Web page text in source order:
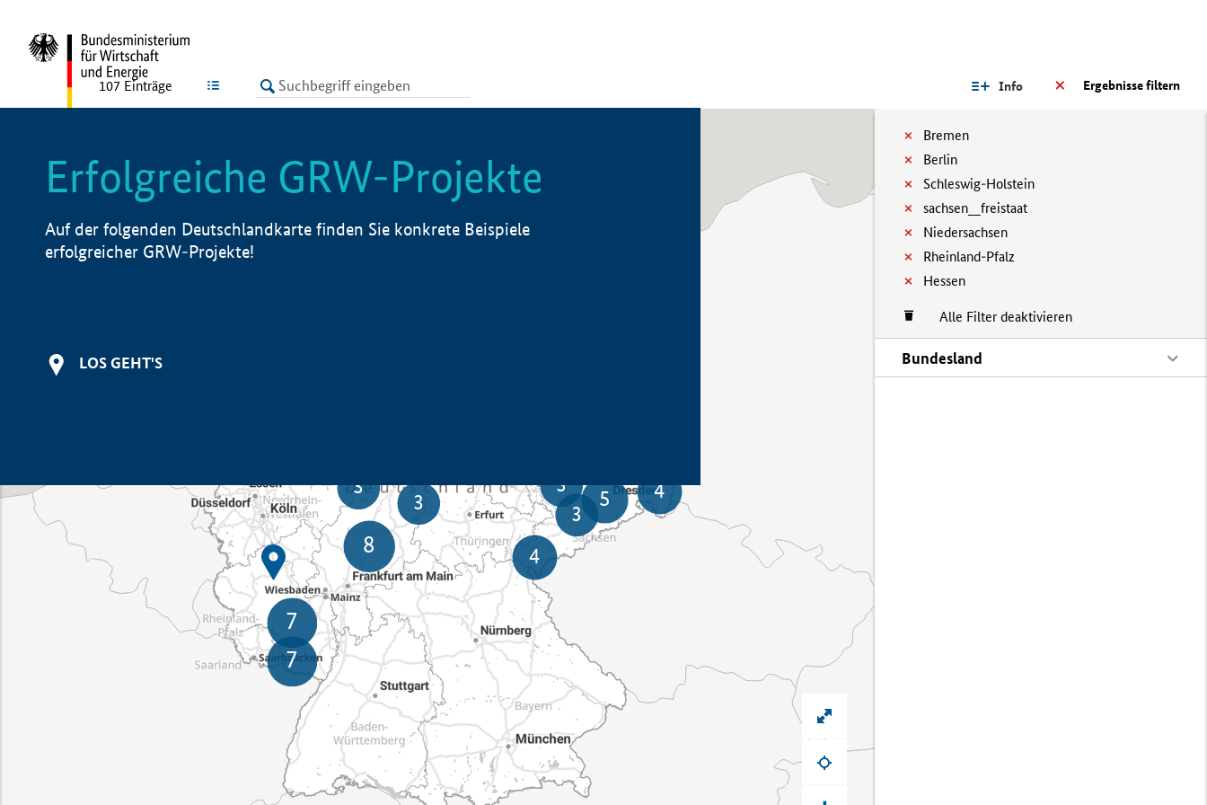
LISTE Ergebnisse filtern
Info
Bremen
Berlin
Schleswig-Holstein
sachsen__freistaat
Niedersachsen
Rheinland-Pfalz
Hessen
Alle Filter deaktivieren
Bundesland
107 Einträge
Erfolgreiche GRW-Projekte
Auf der folgenden Deutschlandkarte finden Sie konkrete Beispiele
erfolgreicher GRW-Projekte!
LOS GEHT'S